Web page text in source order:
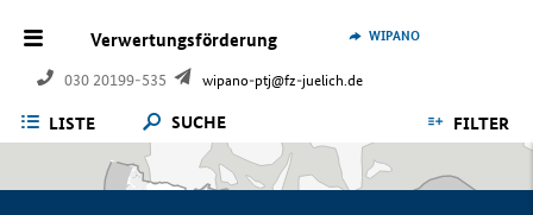
Verwertungsförderung
030 20199-535 wipano-ptj@fz-juelich.de
WIPANO
LISTE SUCHE FILTER